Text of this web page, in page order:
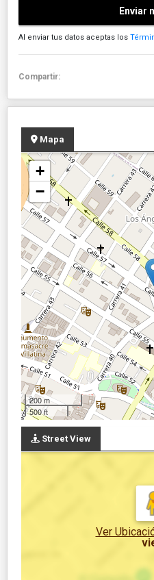
Enviar
Al enviar tus datos aceptas los
Compartir:
Mapa
+
−
200 m
500 ft
Street View
Ver